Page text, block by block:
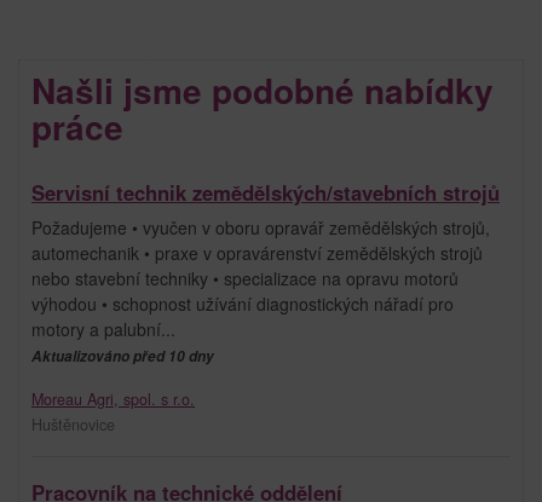
Našli jsme podobné nabídky
práce
Servisní technik zemědělských/stavebních strojů
Požadujeme • vyučen v oboru opravář zemědělských strojů,
automechanik • praxe v opravárenství zemědělských strojů
nebo stavební techniky • specializace na opravu motorů
výhodou • schopnost užívání diagnostických nářadí pro
motory a palubní...
Aktualizováno před 10 dny
Moreau Agri, spol. s r.o.
Huštěnovice
Pracovník na technické oddělení